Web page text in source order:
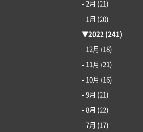
- 2月 (21)
- 1月 (20)
▼2022 (241)
- 12月 (18)
- 11月 (21)
- 10月 (16)
- 9月 (21)
- 8月 (22)
- 7月 (17)